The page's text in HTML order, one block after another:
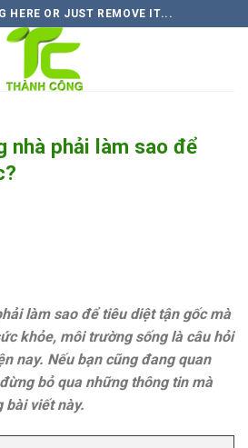
HERE OR JUST REMOVE IT...
nhà phải làm sao để
làm sao để tiêu diệt tận gốc mà
khỏe, môi trường sống là câu hỏi
nay. Nếu bạn cũng đang quan
bỏ qua những thông tin mà
bài viết này.